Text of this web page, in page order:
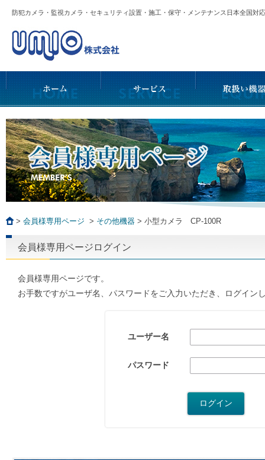
防犯カメラ・監視カメラ・セキュリティ設置・施工・保守・メンテナンス日本全国
> 会員様専用ページ > その他機器 > 小型カメラ CP-100R
会員様専用ページログイン
会員様専用ページです。
お手数ですがユーザ名、パスワードをご入力いただき、ログイン
ユーザー名
パスワード